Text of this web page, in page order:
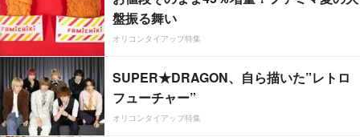
盤振る舞い
オリコンタイアップ特集
SUPER★DRAGON、自ら描いた”レトロ
フューチャー”
オリコンタイアップ特集